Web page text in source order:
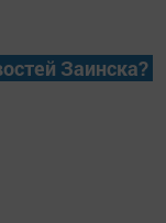
Заинска?